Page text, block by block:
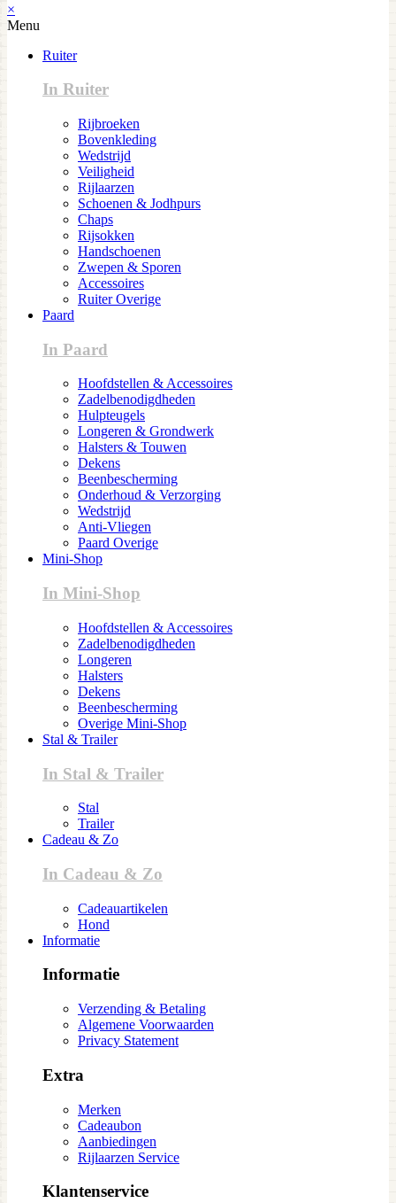
×
Menu
Ruiter
In Ruiter
Rijbroeken
Bovenkleding
Wedstrijd
Veiligheid
Rijlaarzen
Schoenen & Jodhpurs
Chaps
Rijsokken
Handschoenen
Zwepen & Sporen
Accessoires
Ruiter Overige
Paard
In Paard
Hoofdstellen & Accessoires
Zadelbenodigdheden
Hulpteugels
Longeren & Grondwerk
Halsters & Touwen
Dekens
Beenbescherming
Onderhoud & Verzorging
Wedstrijd
Anti-Vliegen
Paard Overige
Mini-Shop
In Mini-Shop
Hoofdstellen & Accessoires
Zadelbenodigdheden
Longeren
Halsters
Dekens
Beenbescherming
Overige Mini-Shop
Stal & Trailer
In Stal & Trailer
Stal
Trailer
Cadeau & Zo
In Cadeau & Zo
Cadeauartikelen
Hond
Informatie
Informatie
Verzending & Betaling
Algemene Voorwaarden
Privacy Statement
Extra
Merken
Cadeaubon
Aanbiedingen
Rijlaarzen Service
Klantenservice